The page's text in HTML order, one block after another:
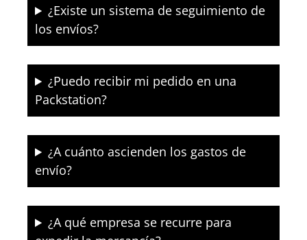
¿Existe un sistema de seguimiento de
los envíos?
¿Puedo recibir mi pedido en una
Packstation?
¿A cuánto ascienden los gastos de
envío?
¿A qué empresa se recurre para